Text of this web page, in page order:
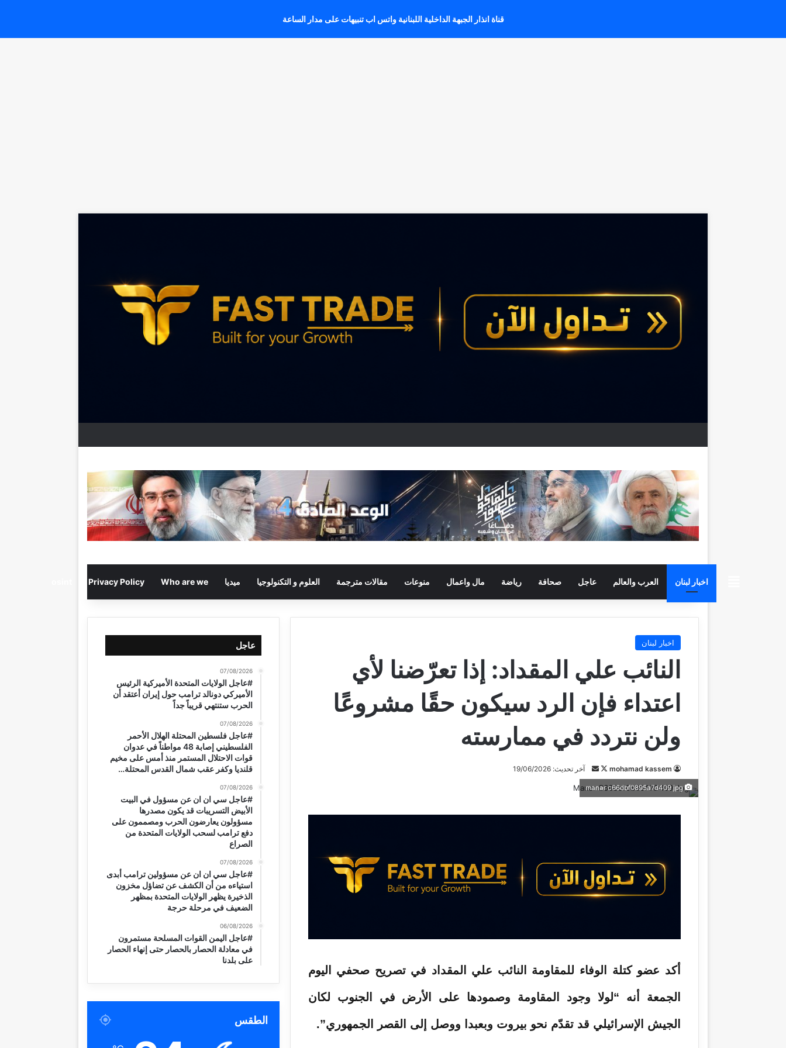
قناة انذار الجبهة الداخلية اللبنانية واتس اب تنبيهات على مدار الساعة
beiruttime
اخبار لبنان العرب والعالم عاجل صحافة رياضة مال واعمال منوعات مقالات مترجمة العلوم و التكنولوجيا ميديا Who are we
Privacy Policy
اخبار لبنان
النائب علي المقداد: إذا تعرّضنا لأي
اعتداء فإن الرد سيكون حقًا مشروعًا
ولن نتردد في ممارسته
mohamad kassem
ت
ب س
ا
إ
ت
و
آخر تحديث: 19/06/2026
manar c66dbf0895a7d409 jpg
أكد عضو كتلة الوفاء للمقاومة النائب علي المقداد في تصريح صحفي اليوم
الجمعة أنه “لولا وجود المقاومة وصمودها على الأرض في الجنوب لكان
الجيش الإسرائيلي قد تقدّم نحو بيروت وبعبدا ووصل إلى القصر الجمهوري”.
عاجل
07/08/2026
#عاجل الولايات المتحدة الأميركية الرئيس
الأميركي دونالد ترامب حول إيران أعتقد أن
الحرب ستنتهي قريباً جداً
07/08/2026
#عاجل فلسطين المحتلة الهلال الأحمر
الفلسطيني إصابة 48 مواطناً في عدوان
قوات الاحتلال المستمر منذ أمس على مخيم
قلنديا وكفر عقب شمال القدس المحتلة…
07/08/2026
#عاجل سي ان ان عن مسؤول في البيت
الأبيض التسريبات قد يكون مصدرها
مسؤولون يعارضون الحرب ومصممون على
دفع ترامب لسحب الولايات المتحدة من
الصراع
07/08/2026
#عاجل سي ان ان عن مسؤولين ترامب أبدى
استياءه من أن الكشف عن تضاؤل مخزون
الذخيرة يظهر الولايات المتحدة بمظهر
الضعيف في مرحلة حرجة
06/08/2026
#عاجل اليمن القوات المسلحة مستمرون
في معادلة الحصار بالحصار حتى إنهاء الحصار
على بلدنا
الطقس